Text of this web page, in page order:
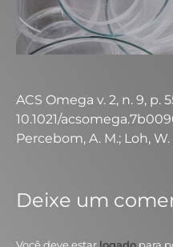
ACS Omega v. 2, n. 9, p.
10.1021/
Percebom, A. M.; Loh, W.
Deixe um